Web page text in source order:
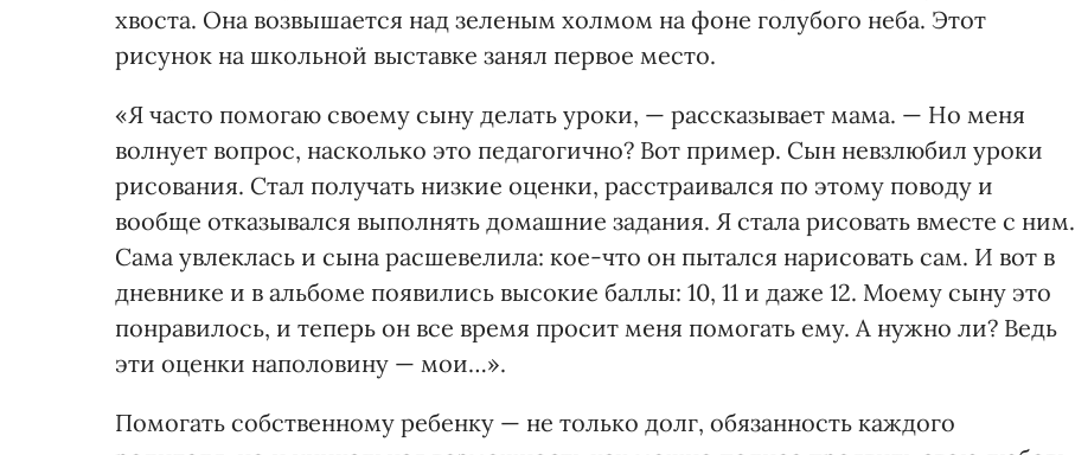
хвоста. Она возвышается над зеленым холмом на фоне голубого неба. Этот
рисунок на школьной выставке занял первое место.
«Я часто помогаю своему сыну делать уроки, — рассказывает мама. — Но меня
волнует вопрос, насколько это педагогично? Вот пример. Сын невзлюбил уроки
рисования. Стал получать низкие оценки, расстраивался по этому поводу и
вообще отказывался выполнять домашние задания. Я стала рисовать вместе с ним.
Сама увлеклась и сына расшевелила: кое-что он пытался нарисовать сам. И вот в
дневнике и в альбоме появились высокие баллы: 10, 11 и даже 12. Моему сыну это
понравилось, и теперь он все время просит меня помогать ему. А нужно ли? Ведь
эти оценки наполовину — мои…».
Помогать собственному ребенку — не только долг, обязанность каждого